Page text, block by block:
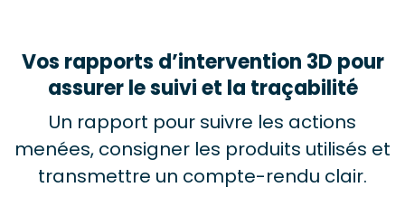
Vos rapports d’intervention 3D pour
assurer le suivi et la traçabilité
Un rapport pour suivre les actions
menées, consigner les produits utilisés et
transmettre un compte-rendu clair.